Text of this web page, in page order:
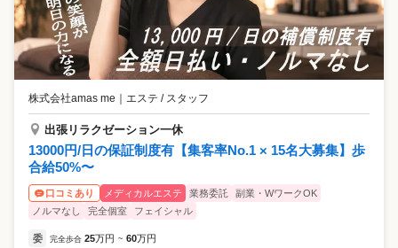
株式会社amas me エステ / スタッフ
出張リラクゼーション一休
13000円/日の保証制度有【集客率No.1 × 15名大募集】歩
合給50%〜
口コミあり メディカルエステ 業務委託
副業・WワークOK
ノルマなし
完全個室 フェイシャル
委 完全歩合 25万円 ~ 60万円